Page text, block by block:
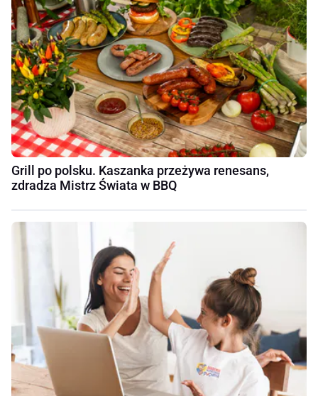
Grill po polsku. Kaszanka przeżywa renesans,
zdradza Mistrz Świata w BBQ